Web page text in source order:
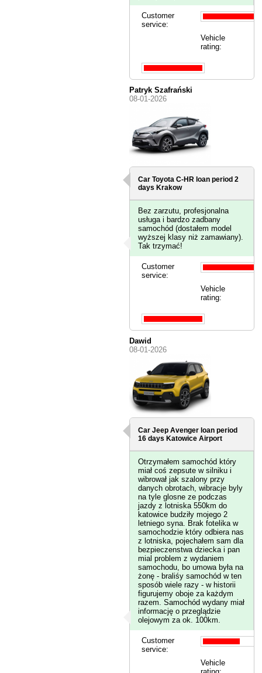
Customer
service:
Vehicle
rating:
Patryk Szafrański
08-01-2026
Car Toyota C-HR loan period 2
daysKrakow
Bez zarzutu, profesjonalna
usługa i bardzo zadbany
samochód (dostałem model
wyższej klasy niż zamawiany).
Tak trzymać!
Customer
service:
Vehicle
rating:
Dawid
08-01-2026
Car Jeep Avenger loan period
16 days Katowice Airport
Otrzymałem samochód który
miał coś zepsute w silniku i
wibrował jak szalony przy
danych obrotach, wibracje byly
na tyle glosne ze podczas
jazdy z lotniska 550km do
katowice budziły mojego 2
letniego syna. Brak fotelika w
samochodzie który odbiera nas
z lotniska, pojechałem sam dla
bezpieczenstwa dziecka i pan
mial problem z wydaniem
samochodu, bo umowa była na
żonę - braliśy samochód w ten
sposób wiele razy - w historii
figurujemy oboje za każdym
razem. Samochód wydany miał
informację o przeglądzie
olejowym za ok. 100km.
Customer
service:
Vehicle